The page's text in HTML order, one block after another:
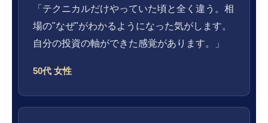
「テクニカルだけやっていた頃と全く違う。相
場の"なぜ"がわかるようになった気がします。
自分の投資の軸ができた感覚があります。」
50代 女性